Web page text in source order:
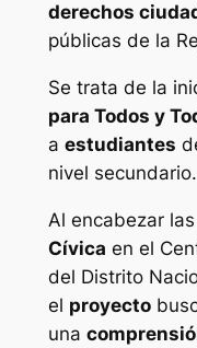
derechos
públicas de la
Se trata de la
para Todos y
a estudiantes
nivel secundario.
Al encabezar las
Cívica en el
del Distrito
el proyecto
una